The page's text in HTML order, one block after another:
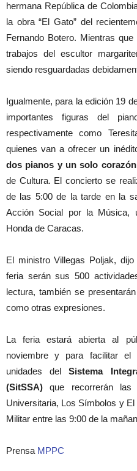
hermana República de
la obra “El Gato” del
Fernando Botero. Mientras
trabajos del escultor
siendo resguardadas
Igualmente, para la edición 19
importantes figuras del
respectivamente como
quienes van a ofrecer un
dos pianos y un solo
de Cultura. El concierto se
de las 5:00 de la tarde en la
Acción Social por la Música,
Honda de Caracas.
El ministro Villegas Poljak,
feria serán sus 500
lectura, también se
como otras expresiones.
La feria estará abierta al
noviembre y para facilitar el
unidades delSistema
(SitSSA) que recorrerán las
Universitaria, Los Símbolos y
Militar entre las 9:00 de la
Prensa MPPC